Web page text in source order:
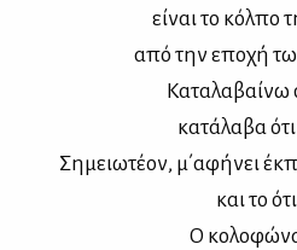
εί­ναι το κόλ­πο
από την επο­χή
Κα­τα­λα­βαί­νω
κα­τά­λα­βα
Ση­μειω­τέ­ον, μ΄αφή­νει
και το
Ο